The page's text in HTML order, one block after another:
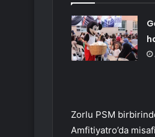
Zorlu PSM
Amfitiyatro’da